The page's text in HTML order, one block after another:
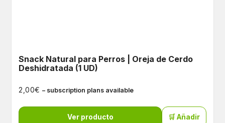
Snack Natural para Perros | Oreja de Cerdo
Deshidratada (1 UD)
2,00€ – subscription plans available
Ver producto 🛒 Añadir